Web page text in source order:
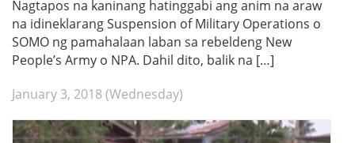
Nagtapos na kaninang hatinggabi ang anim na araw
na idineklarang Suspension of Military Operations o
SOMO ng pamahalaan laban sa rebeldeng New
People’s Army o NPA. Dahil dito, balik na […]
January 3, 2018 (Wednesday)